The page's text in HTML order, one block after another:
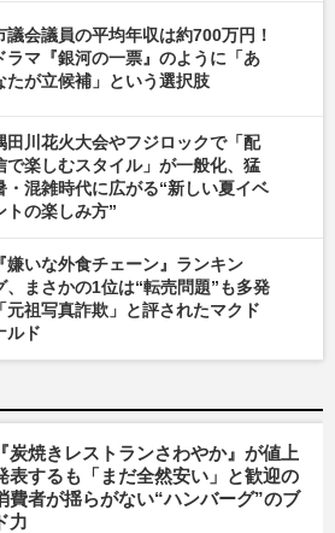
議会議員の平均年収は約700万円！
ラマ『銀河の一票』のように「あ
たが立候補」という選択肢
田川花火大会やフジロックで「配
で楽しむスタイル」が一般化、猛
・混雑時代に広がる“新しい夏イベ
トの楽しみ方”
『嫌いな外食チェーン』ランキン
、まさかの1位は“転売問題”も多発
「元祖写真詐欺」と評されたマクド
ルド
炭焼きレストランさわやか』が値上
表するも「まだ全然安い」と歓迎の
費者が揺らがない“ハンバーグ”のブ
力